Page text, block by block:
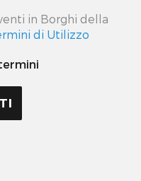
in Borghi della
di Utilizzo